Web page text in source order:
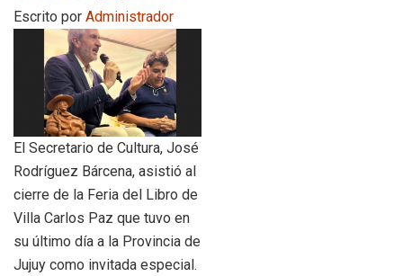
Escrito por Administrador
El Secretario de Cultura, José
Rodríguez Bárcena, asistió al
cierre de la Feria del Libro de
Villa Carlos Paz que tuvo en
su último día a la Provincia de
Jujuy como invitada especial.